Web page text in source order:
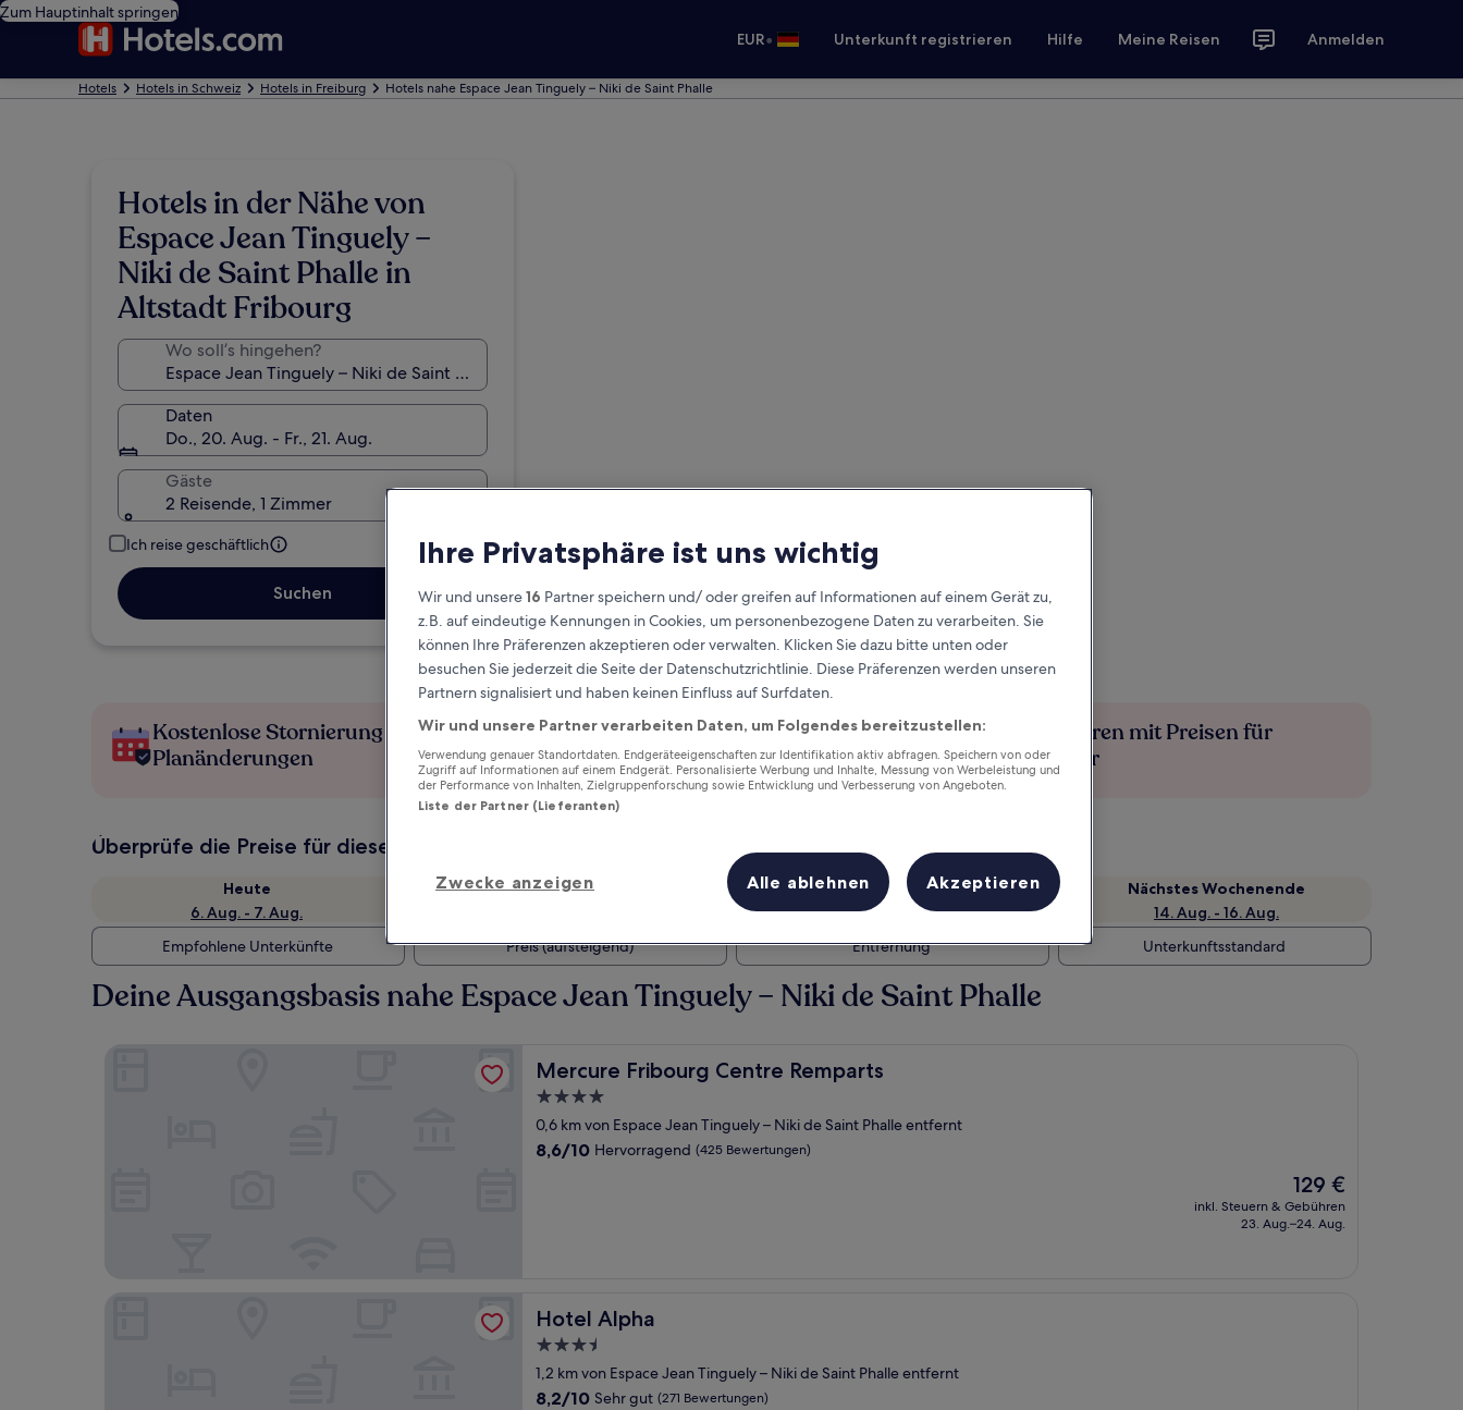
Zum Hauptinhalt springen
EUR• Unterkunft registrieren Hilfe Meine Reisen Anmelden
Hotels Hotels in Schweiz Hotels in Freiburg Hotels nahe Espace Jean Tinguely – Niki de Saint Phalle
Hotels in der Nähe von
Espace Jean Tinguely –
Niki de Saint Phalle in
Altstadt Fribourg
Wo soll’s hingehen?
Daten
Do., 20. Aug. - Fr., 21. Aug.
Gäste
2 Reisende, 1 Zimmer
Ich reise geschäftlich
Suchen
Kostenlose Stornierung bei
Planänderungen
Verdiene Prämien für jede
wahrgenommene Übernachtung
Mehr sparen mit Preisen für
Mitglieder
Überprüfe die Preise für diese Daten
Heute
6. Aug. - 7. Aug.
Morgen
Dieses Wochenende
7. Aug. - 9. Aug.
Nächstes Wochenende
14. Aug. - 16. Aug.
Empfohlene Unterkünfte
Preis (aufsteigend) Entfernung Unterkunftsstandard
Deine Ausgangsbasis nahe Espace Jean Tinguely – Niki de Saint Phalle
Mercure Fribourg Centre Remparts
Mercure Fribourg Centre Remparts
4.0-
Sterne-
Unterkunft
0,6 km von Espace Jean Tinguely – Niki de Saint Phalle entfernt
8.6
8,6/10 Hervorragend (425 Bewertungen)
Der
Preis
beträgt
129 €
inkl. Steuern & Gebühren
23. Aug.–24. Aug.
Hotel Alpha
Hotel Alpha
3.5-
Sterne-
Unterkunft
1,2 km von Espace Jean Tinguely – Niki de Saint Phalle entfernt
8.2
8,2/10 Sehr gut (271 Bewertungen)
Ihre Privatsphäre ist uns wichtig
Wir und unsere16 Partner speichern und/ oder greifen auf Informationen auf einem Gerät zu,
z.B. auf eindeutige Kennungen in Cookies, um personenbezogene Daten zu verarbeiten. Sie
können Ihre Präferenzen akzeptieren oder verwalten. Klicken Sie dazu bitte unten oder
besuchen Sie jederzeit die Seite der Datenschutzrichtlinie. Diese Präferenzen werden unseren
Partnern signalisiert und haben keinen Einfluss auf Surfdaten.
Wir und unsere Partner verarbeiten Daten, um Folgendes bereitzustellen:
Verwendung genauer Standortdaten. Endgeräteeigenschaften zur Identifikation aktiv abfragen. Speichern von oder
Zugriff auf Informationen auf einem Endgerät. Personalisierte Werbung und Inhalte, Messung von Werbeleistung und
der Performance von Inhalten, Zielgruppenforschung sowie Entwicklung und Verbesserung von Angeboten.
Liste der Partner (Lieferanten)
Zwecke anzeigen Alle ablehnen Akzeptieren